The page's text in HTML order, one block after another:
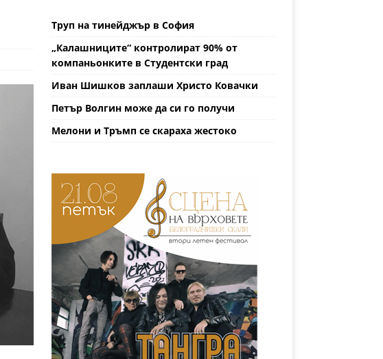
Труп на тинейджър в София
„Калашниците“ контролират 90% от
компаньонките в Студентски град
Иван Шишков заплаши Христо Ковачки
Петър Волгин може да си го получи
Мелони и Тръмп се скараха жестоко